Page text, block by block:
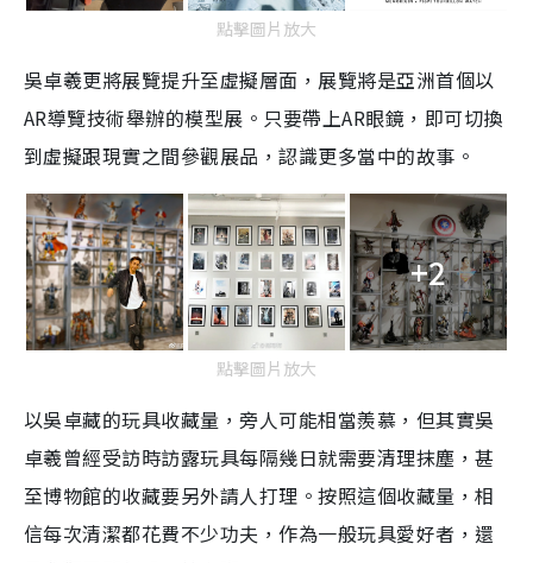
點擊圖片放大
吳卓羲更將展覽提升至虛擬層面，展覽將是亞洲首個以
AR導覽技術舉辦的模型展。只要帶上AR眼鏡，即可切換
到虛擬跟現實之間參觀展品，認識更多當中的故事。
+2
點擊圖片放大
以吳卓藏的玩具收藏量，旁人可能相當羨慕，但其實吳
卓羲曾經受訪時訪露玩具每隔幾日就需要清理抹塵，甚
至博物館的收藏要另外請人打理。按照這個收藏量，相
信每次清潔都花費不少功夫，作為一般玩具愛好者，還